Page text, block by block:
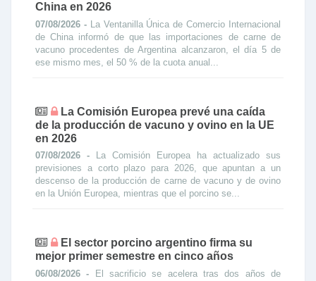
China en 2026
07/08/2026 - La Ventanilla Única de Comercio Internacional
de China informó de que las importaciones de carne de
vacuno procedentes de Argentina alcanzaron, el día 5 de
ese mismo mes, el 50 % de la cuota anual...
La Comisión Europea prevé una caída
de la producción de vacuno y ovino en la UE
en 2026
07/08/2026 -
La Comisión Europea ha actualizado sus
previsiones a corto plazo para 2026, que apuntan a un
descenso de la producción de carne de vacuno y de ovino
en la Unión Europea, mientras que el porcino se...
El sector porcino argentino firma su
mejor primer semestre en cinco años
06/08/2026 - El sacrificio se acelera tras dos años de